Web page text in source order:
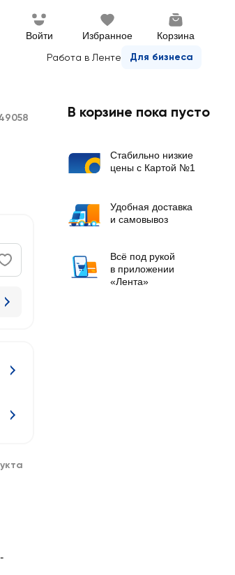
Войти Избранное Корзина
Работа в Ленте Для бизнеса
В корзине пока пусто
Стабильно низкие
цены с Картой №1
Удобная доставка
и самовывоз
Всё под рукой
в приложении
«Лента»